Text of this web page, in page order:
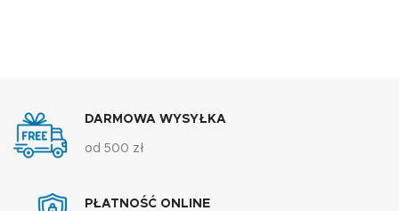
DARMOWA WYSYŁKA
od 500 zł
PŁATNOŚĆ ONLINE